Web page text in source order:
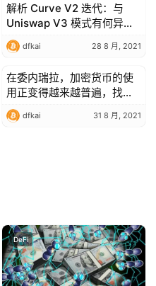
解析 Curve V2 迭代：与
Uniswap V3 模式有何异
同？
dfkai 28 8 月, 2021
DeFi
在委内瑞拉，加密货币的使
用正变得越来越普遍，找出
原因
dfkai 31 8 月, 2021
DeFi